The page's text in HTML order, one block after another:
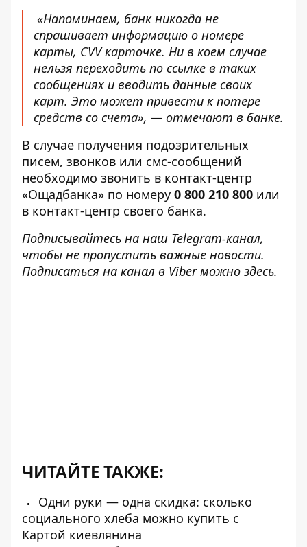
«Напоминаем, банк никогда не
спрашивает информацию о номере
карты, CVV карточке. Ни в коем случае
нельзя переходить по ссылке в таких
сообщениях и вводить данные своих
карт. Это может привести к потере
средств со счета», — отмечают в банке.
В случае получения подозрительных
писем, звонков или смс-сообщений
необходимо звонить в контакт-центр
«Ощадбанка» по номеру 0 800 210 800 или
в контакт-центр своего банка.
Подписывайтесь на наш Telegram-канал,
чтобы не пропустить важные новости.
Подписаться на канал в Viber можно здесь.
ЧИТАЙТЕ ТАКЖЕ:
Одни руки — одна скидка: сколько
социального хлеба можно купить с
Картой киевлянина